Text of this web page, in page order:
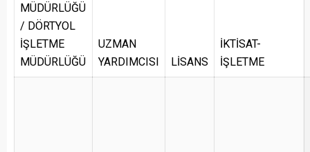
MÜDÜRLÜĞÜ
/ DÖRTYOL
İŞLETME
MÜDÜRLÜĞÜ
UZMAN
YARDIMCISI
LİSANS
İKTİSAT-
İŞLETME